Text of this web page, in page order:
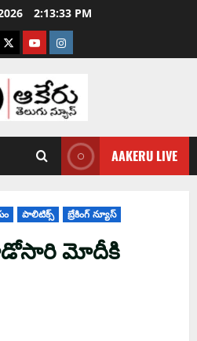
2:13:35 PM
AAKERU LIVE
పాలిటిక్స్ బ్రేకింగ్ న్యూస్
మోదీకి